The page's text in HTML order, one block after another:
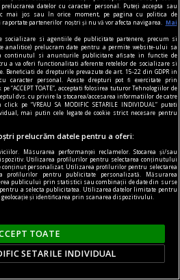
lui este impresionantă și
nu poate să nu
gîndindu-se la el.
datelor cu caracter personal. Puteți accepta sau
mai jos sau în orice moment, pe pagina cu politica de
partenerilor noștri și nu vă vor afecta navigarea.
Mai
socializare si agentiile de publicitate partenere, precum si
analitice) prelucram date pentru a permite website-ului sa
continutul si anunturile publicitare afisate in functie de
a va oferi functionalitati aferente retelelor de socializare si
Beneficiati de drepturile prevazute de art. 15-22 din GDPR in
caracter personal. Aceste drepturi pot fi exercitate prin
pe “ACCEPT TOATE”, acceptati folosirea tuturor Tehnologiilor de
dvs. cu privire la stocarea/accesarea informatiilor de catre
pe “VREAU SA MODIFIC SETARILE INDIVIDUAL” puteti
mai putin cele legate de cookie strict necesare pentru
prelucrăm datele pentru a oferi:
Măsurarea performanței reclamelor. Stocarea și/sau
Utilizarea profilurilor pentru selectarea conținutului
conținut personalizat. Utilizarea profilurilor pentru selectarea
profilurilor pentru publicitate personalizată. Măsurarea
publicului prin statistici sau combinații de date din surse
a selecta publicitatea. Utilizarea datelor limitate pentru
geolocație și identificarea prin scanarea dispozitivului.
TOATE
SETARILE INDIVIDUAL